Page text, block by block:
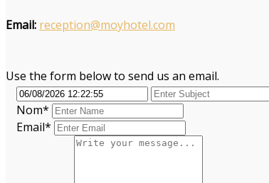
Email: reception@moyhotel.com
Use the form below to send us an email.
Nom*
Email*